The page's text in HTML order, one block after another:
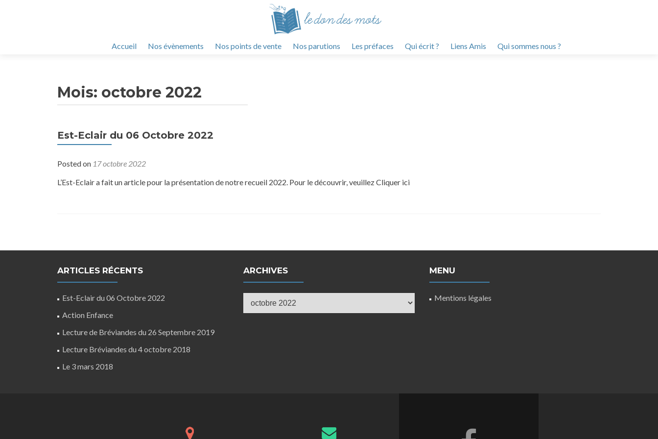
Accueil Nos évènements Nos points de vente Nos parutions Les préfaces Qui écrit ? Liens Amis Qui sommes nous ?
Mois: octobre 2022
Est-Eclair du 06 Octobre 2022
Posted on 17 octobre 2022
L’Est-Eclair a fait un article pour la présentation de notre recueil 2022. Pour le découvrir, veuillez Cliquer ici
navigation
ARTICLES RÉCENTS
Est-Eclair du 06 Octobre 2022
Action Enfance
Lecture de Bréviandes du 26 Septembre 2019
Lecture Bréviandes du 4 octobre 2018
Le 3 mars 2018
ARCHIVES MENU
Mentions légales